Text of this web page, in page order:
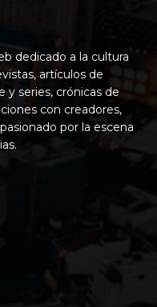
dedicado a la cultura
artículos de
y series, crónicas de
con creadores,
por la escena